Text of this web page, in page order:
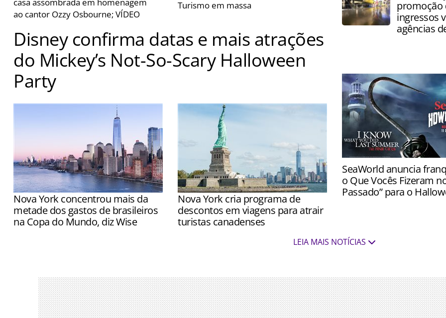
ao cantor Ozzy Osbourne; VÍDEO
Turismo em massa
promoção
ingressos
agências
Disney confirma datas e mais atrações
do Mickey’s Not-So-Scary Halloween
Party
Visitantes terão a chance de encontrar os personagens com fantasias de
SeaWorld anuncia
o Que Vocês Fizeram
Passado” para o
Nova York concentrou mais da
metade dos gastos de brasileiros
na Copa do Mundo, diz Wise
Nova York cria programa de
descontos em viagens para atrair
turistas canadenses
Medida foi adotada após ser observadaLEIA MAIS NOTÍCIAS